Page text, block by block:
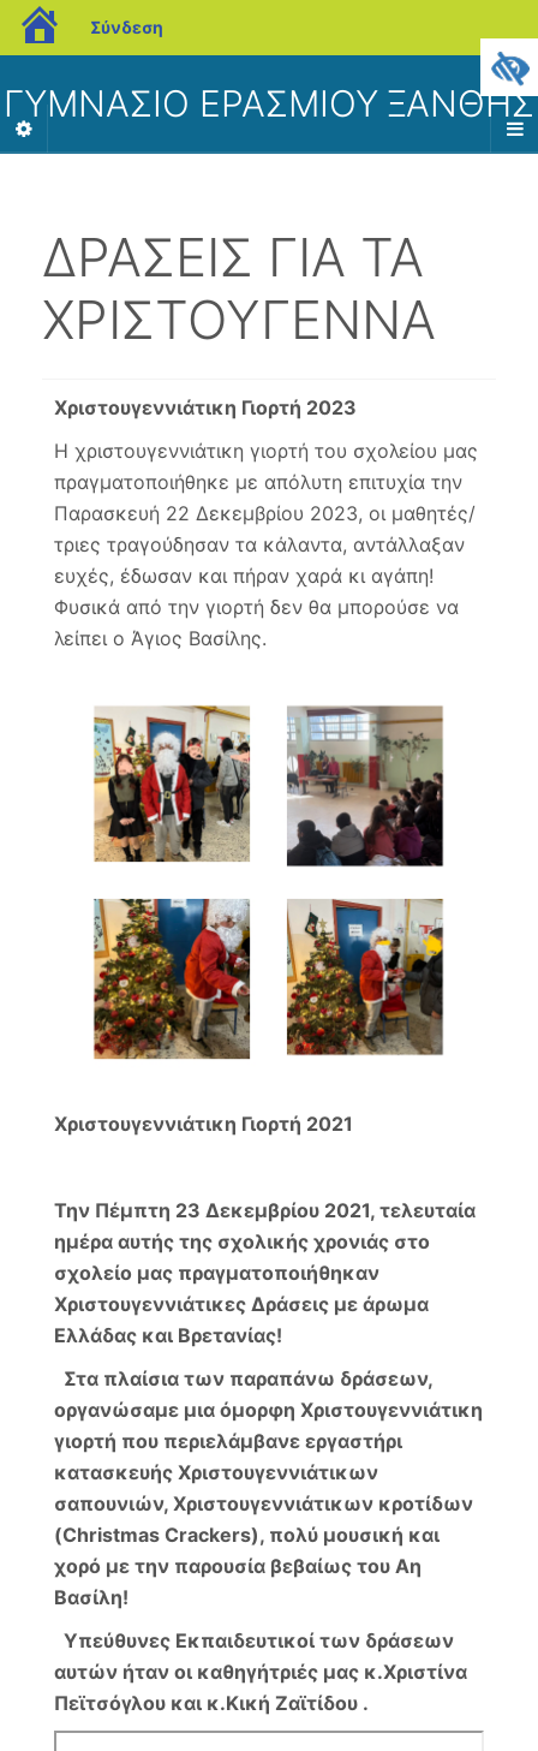
blogs.sch.gr
Σύνδεση
ΓΥΜΝΑΣΙΟ ΕΡΑΣΜΙΟΥ ΞΑΝΘΗΣ
ΔΡΑΣΕΙΣ ΓΙΑ ΤΑ
ΧΡΙΣΤΟΥΓΕΝΝΑ
Χριστουγεννιάτικη Γιορτή 2023
Η χριστουγεννιάτικη γιορτή του σχολείου μας
πραγματοποιήθηκε με απόλυτη επιτυχία την
Παρασκευή 22 Δεκεμβρίου 2023, οι μαθητές/
τριες τραγούδησαν τα κάλαντα, αντάλλαξαν
ευχές, έδωσαν και πήραν χαρά κι αγάπη!
Φυσικά από την γιορτή δεν θα μπορούσε να
λείπει ο Άγιος Βασίλης.
Χριστουγεννιάτικη Γιορτή 2021
Την Πέμπτη 23 Δεκεμβρίου 2021, τελευταία
ημέρα αυτής της σχολικής χρονιάς στο
σχολείο μας πραγματοποιήθηκαν
Χριστουγεννιάτικες Δράσεις με άρωμα
Ελλάδας και Βρετανίας!
Στα πλαίσια των παραπάνω δράσεων,
οργανώσαμε μια όμορφη Χριστουγεννιάτικη
γιορτή που περιελάμβανε εργαστήρι
κατασκευής Χριστουγεννιάτικων
σαπουνιών, Χριστουγεννιάτικων κροτίδων
(Christmas Crackers), πολύ μουσική και
χορό με την παρουσία βεβαίως του Αη
Βασίλη!
Υπεύθυνες Εκπαιδευτικοί των δράσεων
αυτών ήταν οι καθηγήτριές μας κ.Χριστίνα
Πεϊτσόγλου και κ.Κική Ζαϊτίδου .